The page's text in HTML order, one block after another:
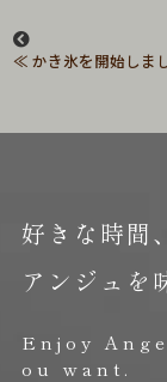
かき氷を開始しま
好きな時間
アンジュを
Enjoy
ou want.